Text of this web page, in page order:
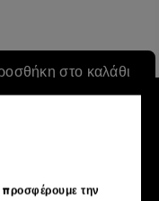
στο καλάθι
την